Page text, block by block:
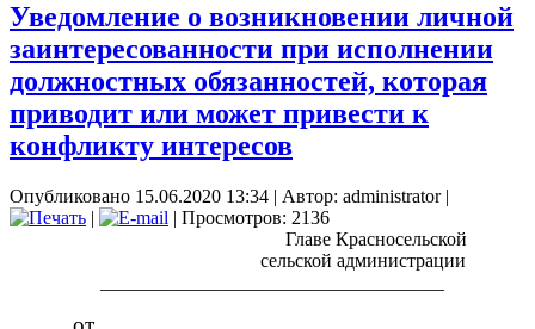
Уведомление о возникновении личной
заинтересованности при исполнении
должностных обязанностей, которая
приводит или может привести к
конфликту интересов
Опубликовано 15.06.2020 13:34 | Автор: administrator|
|
| Просмотров: 2136
Главе Красносельской
сельской администрации